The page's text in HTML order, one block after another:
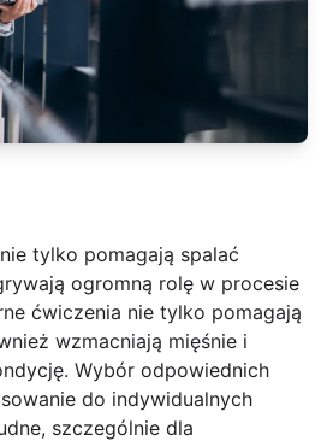
tylko pomagają spalać
ogromną rolę w procesie
ćwiczenia nie tylko pomagają
wzmacniają mięśnie i
Wybór odpowiednich
do indywidualnych
szczególnie dla